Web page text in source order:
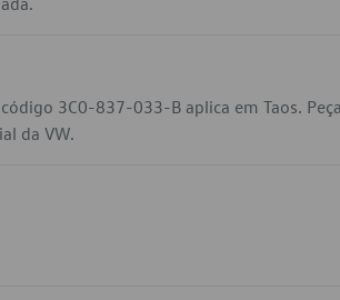
3C0-837-033-B aplica em Taos.
da VW.